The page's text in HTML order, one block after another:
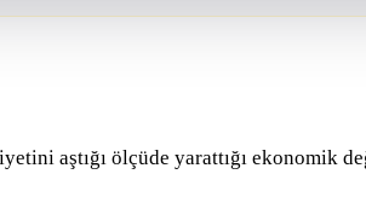
aştığı ölçüde yarattığı ekonomik